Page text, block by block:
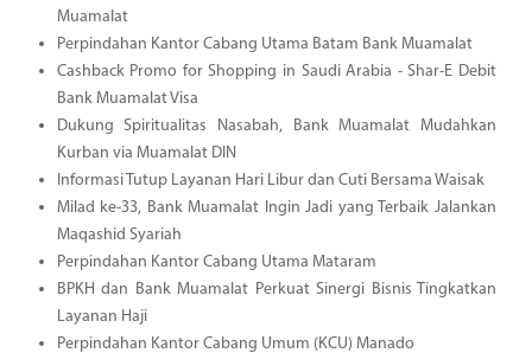
Muamalat
Perpindahan Kantor Cabang Utama Batam Bank Muamalat
Cashback Promo for Shopping in Saudi Arabia - Shar-E Debit
Bank Muamalat Visa
Dukung Spiritualitas Nasabah, Bank Muamalat Mudahkan
Kurban via Muamalat DIN
Informasi Tutup Layanan Hari Libur dan Cuti Bersama Waisak
Milad ke-33, Bank Muamalat Ingin Jadi yang Terbaik Jalankan
Maqashid Syariah
Perpindahan Kantor Cabang Utama Mataram
BPKH dan Bank Muamalat Perkuat Sinergi Bisnis Tingkatkan
Layanan Haji
Perpindahan Kantor Cabang Umum (KCU) Manado